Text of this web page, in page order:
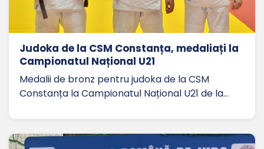
Judoka de la CSM Constanța, medaliați la
Campionatul Național U21
Medalii de bronz pentru judoka de la CSM
Constanța la Campionatul Național U21 de la…